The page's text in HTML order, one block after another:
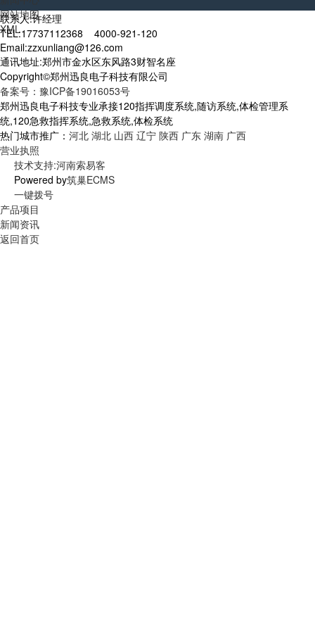
网站地图
XML
联系人:许经理
TEL:17737112368 4000-921-120
Email:zzxunliang@126.com
通讯地址:郑州市金水区东风路3财智名座
Copyright©郑州迅良电子科技有限公司
备案号：豫ICP备19016053号
郑州迅良电子科技专业承接120指挥调度系统,随访系统,体检管理系
统,120急救指挥系统,急救系统,体检系统
热门城市推广： 河北 湖北 山西 辽宁 陕西 广东 湖南 广西
营业执照
技术支持:河南索易客
Powered by筑巢ECMS
一键拨号
产品项目
新闻资讯
返回首页